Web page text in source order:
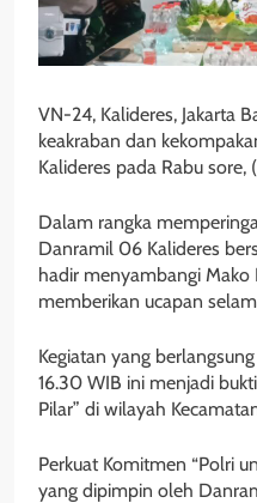
VN-24, Kalideres, Jakarta
keakraban dan
Kalideres pada Rabu sore,
Dalam rangka
Danramil 06 Kalideres
hadir menyambangi Mako
memberikan ucapan
Kegiatan yang
16.30 WIB ini menjadi
Pilar” di wilayah
Perkuat Komitmen “Polri
yang dipimpin oleh